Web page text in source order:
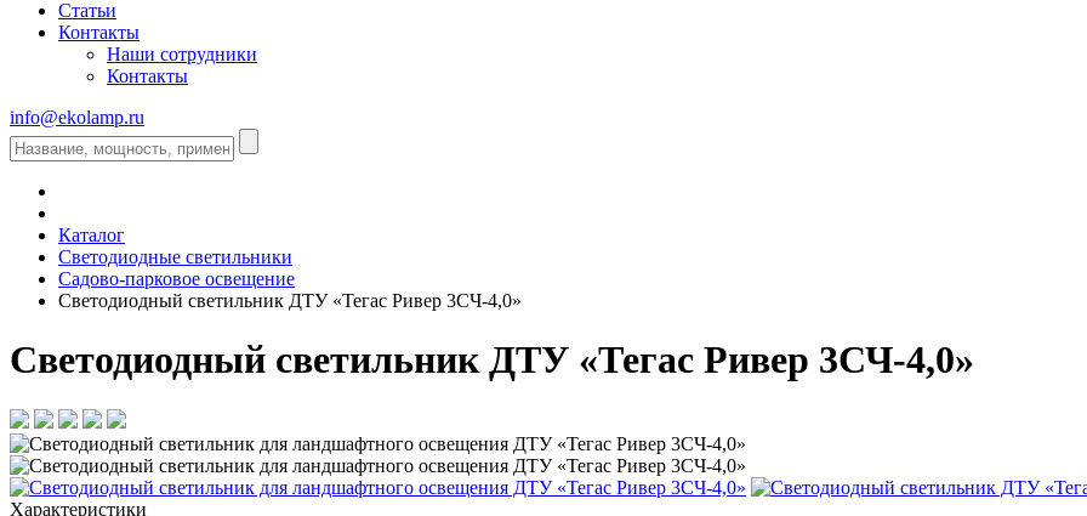
Статьи
Контакты
Наши сотрудники
Контакты
info@ekolamp.ru
Каталог
Светодиодные светильники
Садово-парковое освещение
Светодиодный светильник ДТУ «Тегас Ривер 3СЧ-4,0»
Светодиодный светильник ДТУ «Тегас Ривер 3СЧ-4,0»
Характеристики